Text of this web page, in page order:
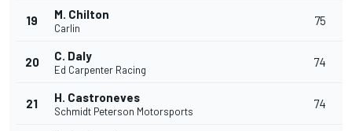
19 M. Chilton
Carlin
75
20 C. Daly
Ed Carpenter Racing
74
21 H. Castroneves
Schmidt Peterson Motorsports
74